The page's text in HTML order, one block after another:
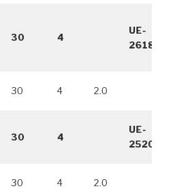
30 4
UE-
2618
30 4 2.0
30 4
UE-
2520
30 4 2.0